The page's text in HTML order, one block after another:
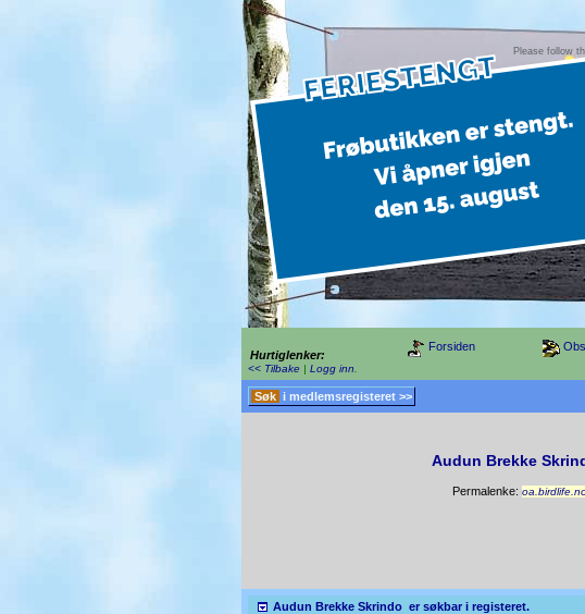
Hurtiglenker:
Forsiden
Please follow
<< Tilbake | Logg inn
Søk i medlemsregisteret >>
Audun Brekke
Permalenke:
Audun Brekke Skrindo er søkbar i registeret.